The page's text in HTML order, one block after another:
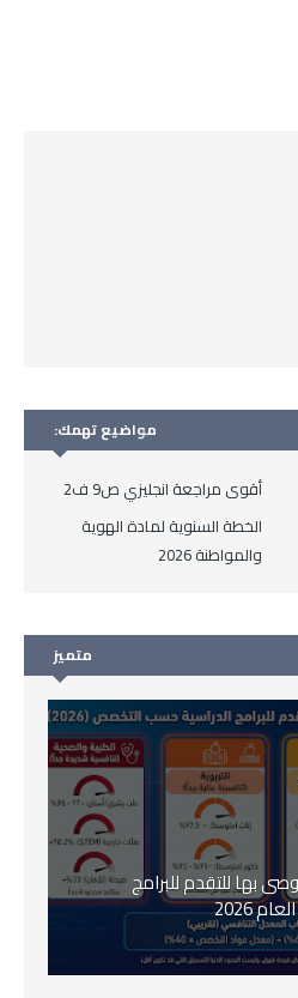
مواضيع تهمك:
أقوى مراجعة انجليزي ص9 ف2
الخطة السنوية لمادة الهوية
والمواطنة 2026
متميز
بها للتقدم للبرامج
2026